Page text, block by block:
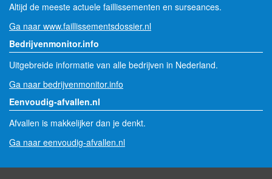
Altijd de meeste actuele faillissementen en surseances.
Ga naar www.faillissementsdossier.nl
Bedrijvenmonitor.info
Uitgebreide informatie van alle bedrijven in Nederland.
Ga naar bedrijvenmonitor.info
Eenvoudig-afvallen.nl
Afvallen is makkelijker dan je denkt.
Ga naar eenvoudig-afvallen.nl